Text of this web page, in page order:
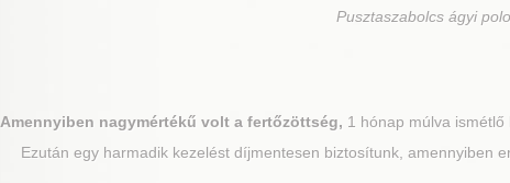
Pusztaszabolcs ágyi
Amennyiben nagymértékű volt a fertőzöttség, 1 hónap múlva
Ezután egy harmadik kezelést díjmentesen biztosítunk, amennyiben